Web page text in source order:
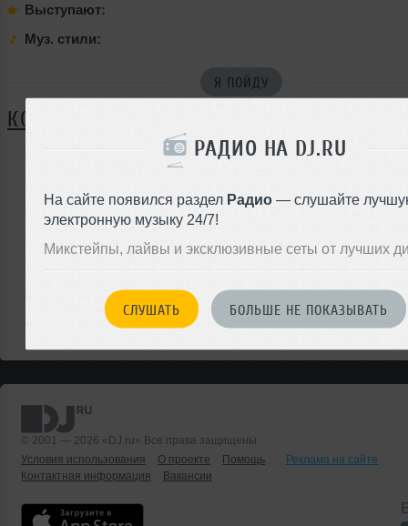
РАДИО НА DJ.RU
На сайте появился раздел Радио — слушайте
электронную музыку 24/7!
Микстейпы, лайвы и эксклюзивные сеты от лучших
СЛУШАТЬ БОЛЬШЕ НЕ ПОКАЗЫВАТЬ
Выступают:
Муз. стили:
Я ПОЙДУ
КОММЕНТАРИИ
ЗАРЕГИСТРИРУЙТЕСЬ
чтобы оставить комментарий
© 2001 — 2026 «DJ.ru» Все права защищены.
Условия использования
О проекте Помощь
Реклама на сайте
Контактная информация
Вакансии